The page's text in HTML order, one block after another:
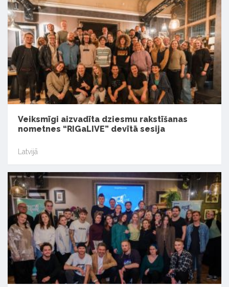
Veiksmīgi aizvadīta dziesmu rakstīšanas
nometnes “RIGaLIVE” devītā sesija
Latvijā